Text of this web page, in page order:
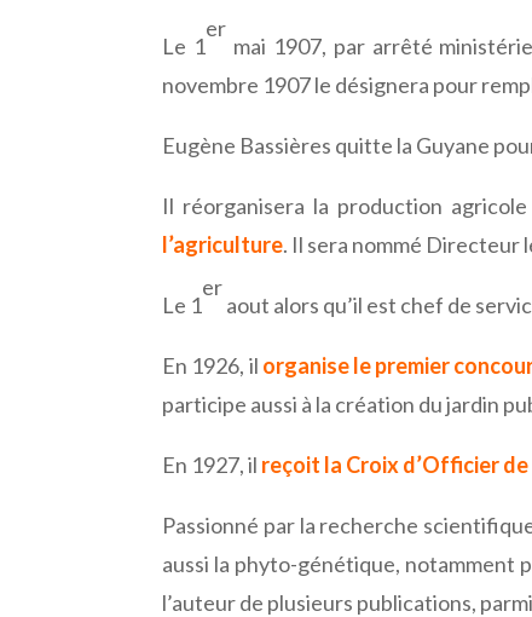
Le 1
er
mai 1907, par arrêté
novembre 1907 le désignera pour
Eugène Bassières quitte la Guyane
Il réorganisera la production
l’agriculture. Il sera nommé Directeur
Le 1
er
aout alors qu’il est chef de
En 1926, il organise le premier
participe aussi à la création du jardin
En 1927, il reçoit la Croix d’Officier
Passionné par la recherche
aussi la phyto-génétique, notamment
l’auteur de plusieurs publications,